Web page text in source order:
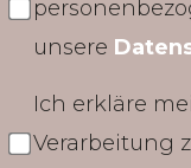
unsere
Ich erkläre
Verarbeitung